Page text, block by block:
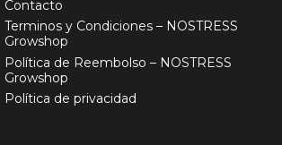
Contacto
Terminos y Condiciones – NOSTRESS
Growshop
Política de Reembolso – NOSTRESS
Growshop
Política de privacidad